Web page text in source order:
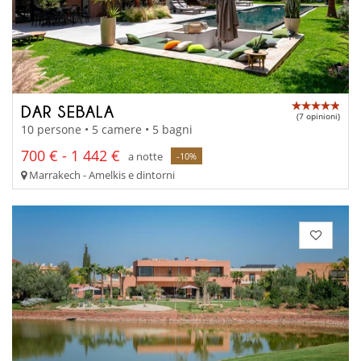
DAR SEBALA (7 opinioni)
10 persone • 5 camere • 5 bagni
700 € - 1 442 € a notte -10%
Marrakech - Amelkis e dintorni